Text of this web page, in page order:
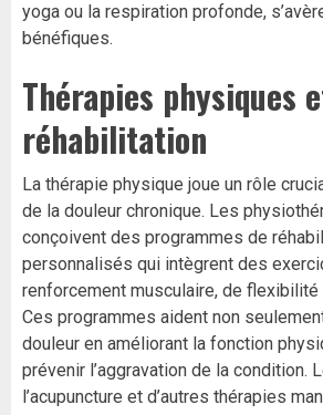
yoga ou la respiration profonde,
bénéfiques.
Thérapies physiques
réhabilitation
La thérapie physique joue un rôle
de la douleur chronique. Les
conçoivent des programmes de
personnalisés qui intègrent des
renforcement musculaire, de flexibilité
Ces programmes aident non
douleur en améliorant la fonction
prévenir l’aggravation de la condition.
l’acupuncture et d’autres thérapies